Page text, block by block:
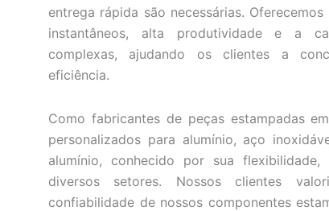
entrega rápida são necessárias.
instantâneos, alta produtividade e a
complexas, ajudando os clientes a
eficiência.
Como fabricantes de peças estampadas
personalizados para alumínio, aço
alumínio, conhecido por sua
diversos setores. Nossos clientes
confiabilidade de nossos componentes